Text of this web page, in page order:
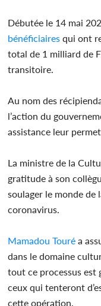
Débutée le 14 mai
bénéficiaires qui ont
total de 1 milliard de
transitoire.
Au nom des
l’action du
assistance leur
La ministre de la
gratitude à son
soulager le monde de
coronavirus.
Mamadou Touré a
dans le domaine
tout ce processus
ceux qui tenteront
cette opération.